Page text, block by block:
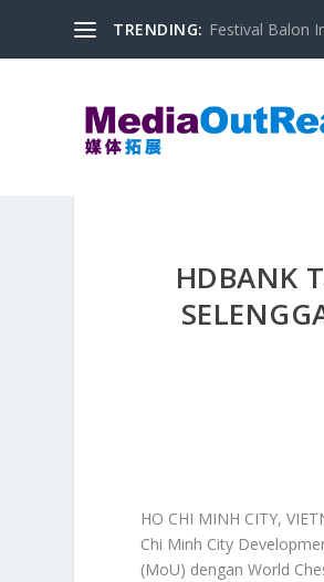
TRENDING: Festival Balon
HDBANK
HO CHI MINH CITY,
Chi Minh City
(MoU) dengan World